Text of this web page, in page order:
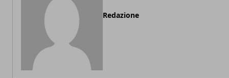
Redazione